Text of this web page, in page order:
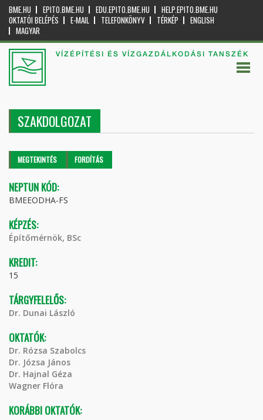
BME.HU EPITO.BME.HU EDU.EPITO.BME.HU
HELP.EPITO.BME.HU
OKTATÓI BELÉPÉS
E-MAIL TELEFONKÖNYV TÉRKÉP
ENGLISH
MAGYAR
VÍZÉPÍTÉSI ÉS VÍZGAZDÁLKODÁSI TANSZÉK
SZAKDOLGOZAT
Elsődleges fülek
MEGTEKINTÉS (AKTÍVFORDÍTÁS
NEPTUN KÓD:
BMEEODHA-FS
KÉPZÉS:
Építőmérnök, BSc
KREDIT:
15
TÁRGYFELELŐS:
Dr. Dunai László
OKTATÓK:
Dr. Rózsa Szabolcs
Dr. Józsa János
Dr. Hajnal Géza
Wagner Flóra
KORÁBBI OKTATÓK: